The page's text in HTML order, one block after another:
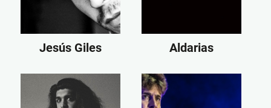
Jesús Giles Aldarias